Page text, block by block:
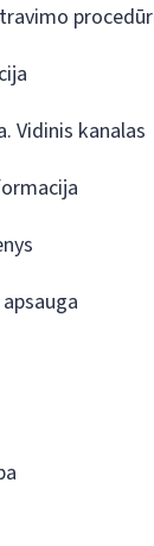
Vidinis kanalas